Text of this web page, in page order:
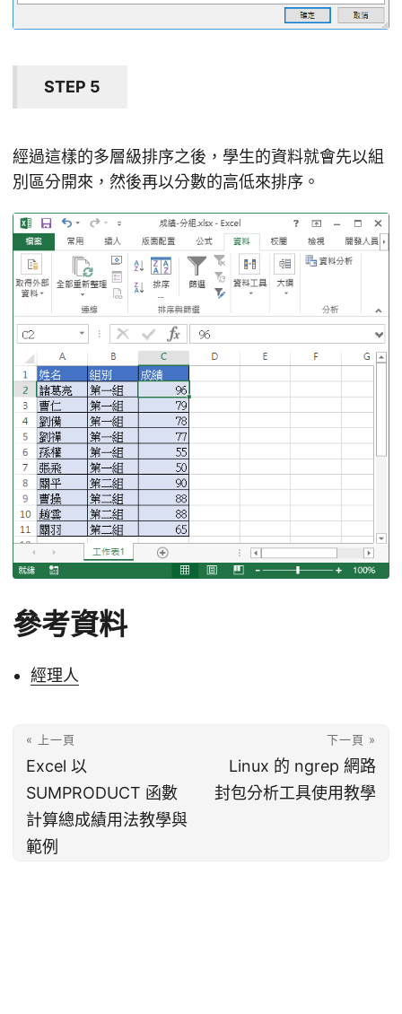
STEP 5
經過這樣的多層級排序之後，學生的資料就會先以組
別區分開來，然後再以分數的高低來排序。
參考資料
經理人
« 上一頁
Excel 以
SUMPRODUCT 函數
計算總成績用法教學與
範例
下一頁 »
Linux 的 ngrep 網路
封包分析工具使用教學